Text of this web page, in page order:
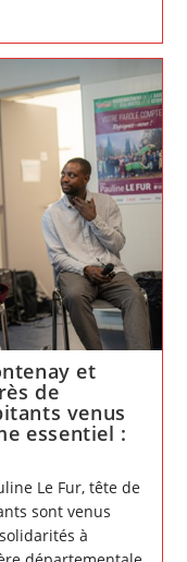
et
de
venus
essentiel :
Le Fur, tête de
sont venus
à